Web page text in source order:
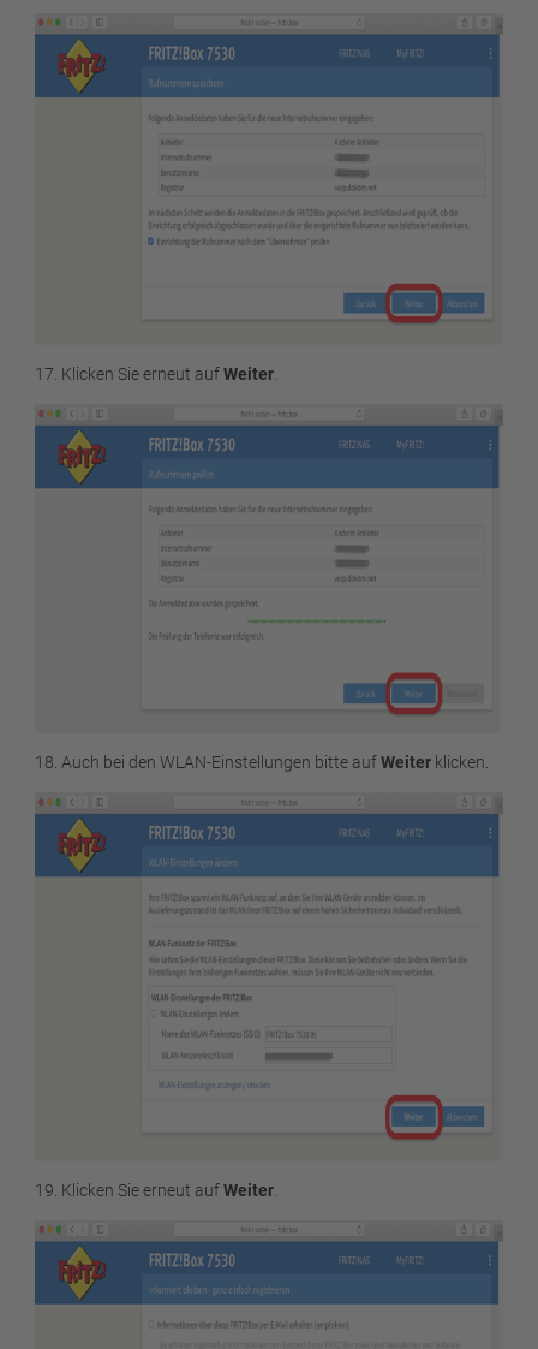
17. Klicken Sie erneut aufWeiter
18. Auch bei den WLAN-Einstellungen bitte aufWeiter klicken.
19. Klicken Sie erneut aufWeiter